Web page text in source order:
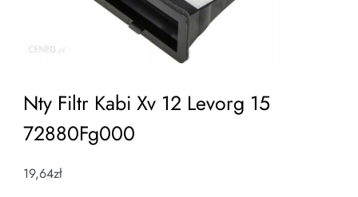
Nty Filtr Kabi Xv 12 Levorg 15
72880Fg000
19,64zł